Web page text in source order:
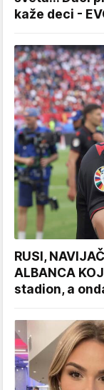
kaže deci -
RUSI,
ALBANCA
stadion, a